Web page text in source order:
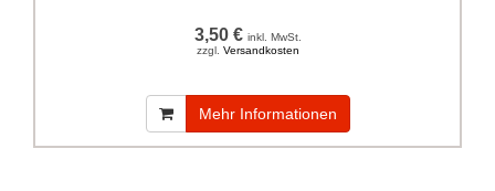
3,50 € inkl. MwSt.
zzgl. Versandkosten
Mehr Informationen